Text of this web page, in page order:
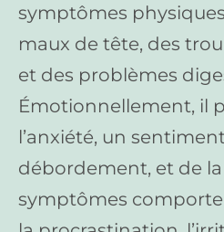
symptômes
maux de tête, des
et des problèmes
Émotionnellement, il
l’anxiété, un
débordement, et de la
symptômes